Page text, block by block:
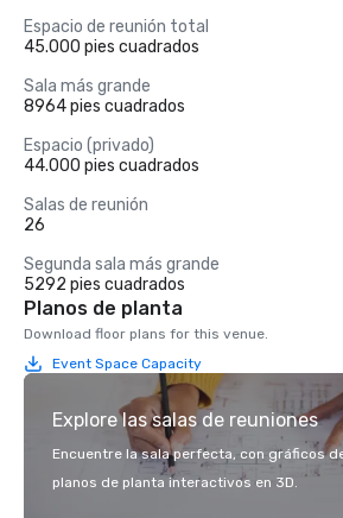
Espacio de reunión total
45.000 pies cuadrados
Sala más grande
8964 pies cuadrados
Espacio (privado)
44.000 pies cuadrados
Salas de reunión
26
Segunda sala más grande
5292 pies cuadrados
Planos de planta
Download floor plans for this venue.
Event Space Capacity
Explore las salas de reuniones
Encuentre la sala perfecta, con gráficos
planos de planta interactivos en 3D.